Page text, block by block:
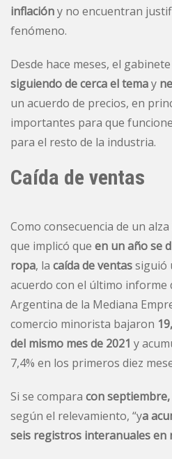
inflacióny no encuentran
fenómeno.
Desde hace meses, el
siguiendo de cerca el temay
un acuerdo de precios, en
importantes para que
para el resto de la industria.
Caída de ventas
Como consecuencia de un
que implicó que en un año se
ropa, la caída de ventassiguió
acuerdo con el último informe
Argentina de la Mediana
comercio minorista bajaron
del mismo mes de 2021 y
7,4% en los primeros diez
Si se compara con
según el relevamiento, “ya
seis registros interanuales en